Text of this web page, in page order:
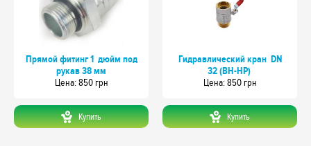
Прямой фитинг 1 дюйм под
рукав 38 мм
Цeна: 850 грн
Купить
Гидравлический кран DN
32 (ВН-НР)
Цeна: 850 грн
Купить